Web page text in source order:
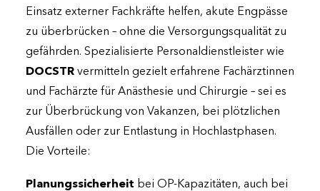
Einsatz externer Fachkräfte helfen, akute Engpässe
zu überbrücken – ohne die Versorgungsqualität zu
gefährden. Spezialisierte Personaldienstleister wie
DOCSTR vermitteln gezielt erfahrene Fachärztinnen
und Fachärzte für Anästhesie und Chirurgie – sei es
zur Überbrückung von Vakanzen, bei plötzlichen
Ausfällen oder zur Entlastung in Hochlastphasen.
Die Vorteile:
Planungssicherheit bei OP-Kapazitäten, auch bei